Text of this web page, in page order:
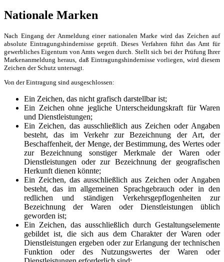
Nationale Marken
Nach Eingang der Anmeldung einer nationalen Marke wird das Zeichen auf
absolute Eintragungshindernisse geprüft. Dieses Verfahren führt das Amt für
gewerbliches Eigentum von Amts wegen durch. Stellt sich bei der Prüfung Ihrer
Markenanmeldung heraus, daß Eintragungshindernisse vorliegen, wird diesem
Zeichen der Schutz untersagt.
Von der Eintragung sind ausgeschlossen:
Ein Zeichen, das nicht grafisch darstellbar ist;
Ein Zeichen ohne jegliche Unterscheidungskraft für Waren
und Dienstleistungen;
Ein Zeichen, das ausschließlich aus Zeichen oder Angaben
besteht, das im Verkehr zur Bezeichnung der Art, der
Beschaffenheit, der Menge, der Bestimmung, des Wertes oder
zur Bezeichnung sonstiger Merkmale der Waren oder
Dienstleistungen oder zur Bezeichnung der geografischen
Herkunft dienen könnte;
Ein Zeichen, das ausschließlich aus Zeichen oder Angaben
besteht, das im allgemeinen Sprachgebrauch oder in den
redlichen und ständigen Verkehrsgepflogenheiten zur
Bezeichnung der Waren oder Dienstleistungen üblich
geworden ist;
Ein Zeichen, das ausschließlich durch Gestaltungselemente
gebildet ist, die sich aus dem Charakter der Waren oder
Dienstleistungen ergeben oder zur Erlangung der technischen
Funktion oder des Nutzungswertes der Waren oder